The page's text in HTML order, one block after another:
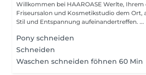
Willkommen bei HAAROASE Werlte, Ihrem
Friseursalon und Kosmetikstudio dem Ort, an dem Schönheit,
Stil und Entspannung aufeinandertreffen. ...
Pony schneiden
Schneiden
Waschen schneiden föhnen 60 Min